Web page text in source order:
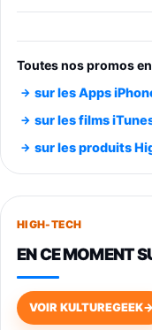
trs/min)
891,99€
749,99€
648,63€
Toutes nos promos
sur les Apps
sur les films
sur les produits
HIGH-TECH
EN CE MOMENT
VOIR KULTUREGEEK→